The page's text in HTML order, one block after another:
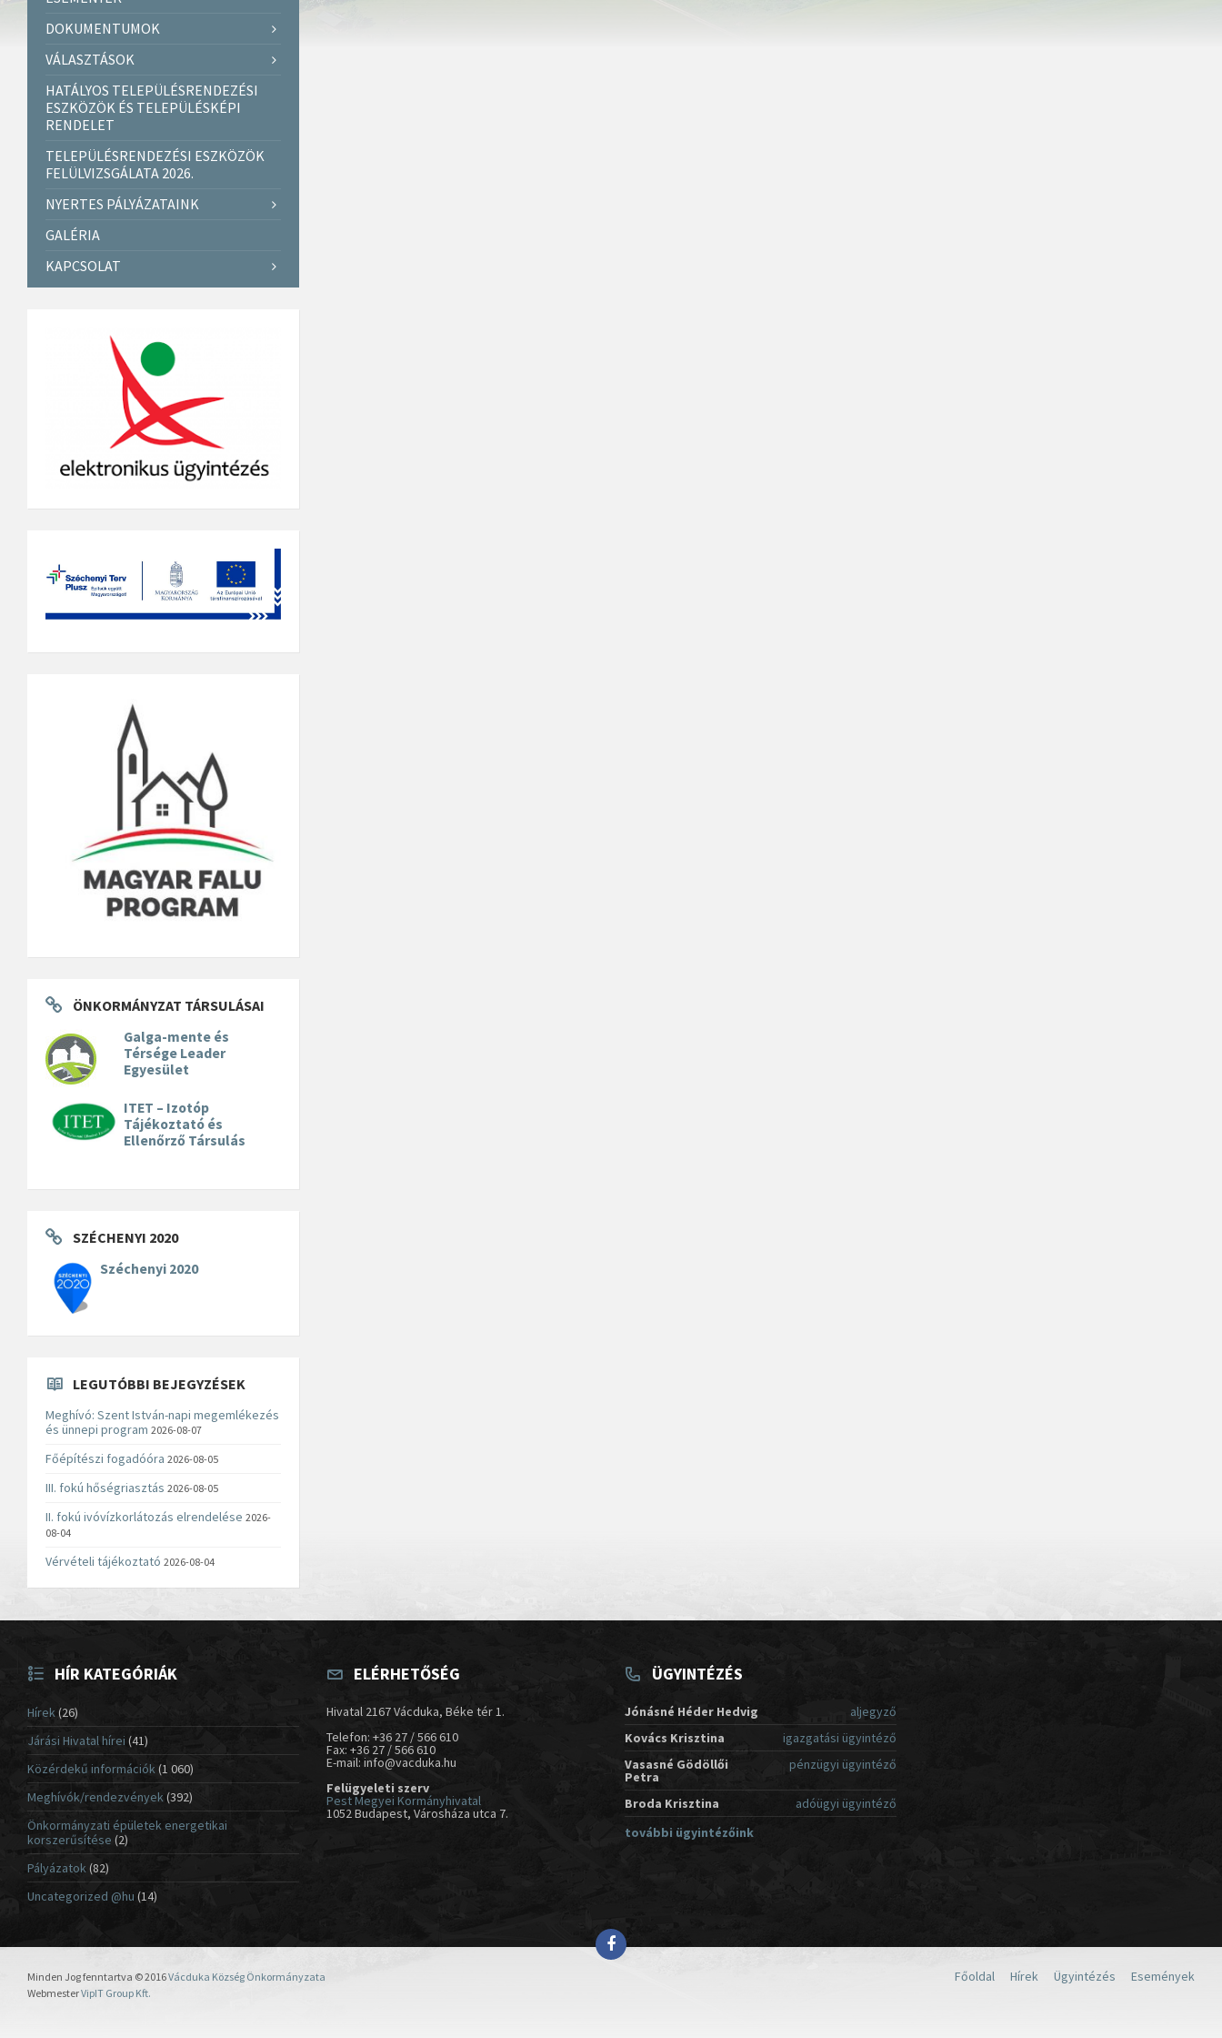
DOKUMENTUMOK
VÁLASZTÁSOK
HATÁLYOS TELEPÜLÉSRENDEZÉSI
ESZKÖZÖK ÉS TELEPÜLÉSKÉPI
RENDELET
TELEPÜLÉSRENDEZÉSI ESZKÖZÖK
FELÜLVIZSGÁLATA 2026.
NYERTES PÁLYÁZATAINK
GALÉRIA
KAPCSOLAT
ÖNKORMÁNYZAT TÁRSULÁSAI
Galga-mente és
Térsége Leader
Egyesület
ITET – Izotóp
Tájékoztató és
Ellenőrző Társulás
SZÉCHENYI 2020
Széchenyi 2020
LEGUTÓBBI BEJEGYZÉSEK
Meghívó: Szent István-napi megemlékezés
és ünnepi program 2026-08-07
Főépítészi fogadóóra 2026-08-05
III. fokú hőségriasztás 2026-08-05
II. fokú ivóvízkorlátozás elrendelése 2026-
08-04
Vérvételi tájékoztató 2026-08-04
HÍR KATEGÓRIÁK
Hírek (26)
Járási Hivatal hírei (41)
Közérdekű információk(1 060)
Meghívók/rendezvények(392)
Önkormányzati épületek energetikai
korszerűsítése (2)
Pályázatok(82)
Uncategorized @hu (14)
ELÉRHETŐSÉG
Hivatal 2167 Vácduka, Béke tér 1.
Telefon: +36 27 / 566 610
Fax: +36 27 / 566 610
E-mail: info@vacduka.hu
Felügyeleti szerv
Pest Megyei Kormányhivatal
1052 Budapest, Városháza utca 7.
ÜGYINTÉZÉS
Jónásné Héder Hedvig
aljegyző
Kovács Krisztina
igazgatási ügyintéző
Vasasné Gödöllői
Petra
pénzügyi ügyintéző
Broda Krisztina
adóügyi ügyintéző
további ügyintézőink
Főoldal Hírek Ügyintézés Események
Minden Jog fenntartva © 2016Vácduka Község Önkormányzata
WebmesterVipIT Group Kft.